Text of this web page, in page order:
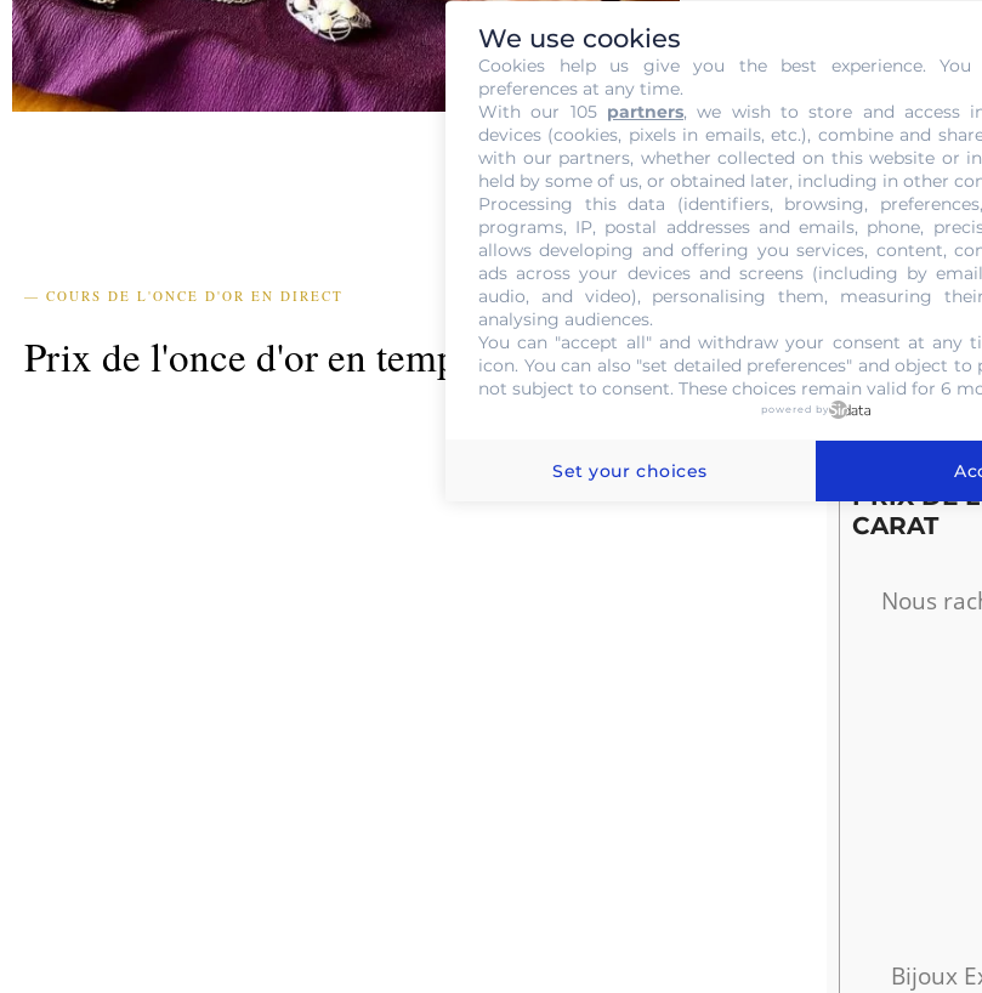
24 carats,
de
spécialistescomme nous
— COURS DE L'ONCE D'OR EN DIRECT
Prix de l'once d'or en temps réel
Le
pour
PRIX DE
CARAT
Nous
Bijoux
We use cookies
Cookies help us give you the best experience.
preferences at any time.
With our 105 partners, we wish to store and access
devices (cookies, pixels in emails, etc.), combine and
with our partners, whether collected on this website or
held by some of us, or obtained later, including in other
Processing this data (identifiers, browsing,
programs, IP, postal addresses and emails, phone,
allows developing and offering you services, content,
ads across your devices and screens (including by
audio, and video), personalising them, measuring
analysing audiences.
You can "accept all" and withdraw your consent at any
icon. You can also "set detailed preferences" and object
not subject to consent. These choices remain valid for 6
powered by
Set your choices